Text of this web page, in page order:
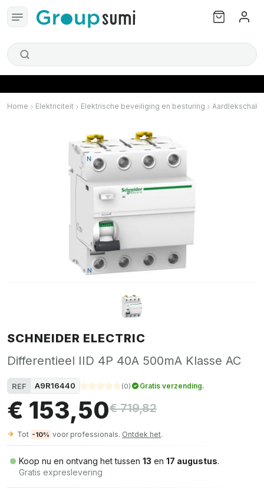
Home Elektriciteit Elektrische beveiliging en besturing
SCHNEIDER ELECTRIC
Differentieel IID 4P 40A 500mA Klasse AC
REF A9R16440 (0) Gratis verzending.
€ 153,50€ 719,82
Tot -10% voor professionals. Ontdek het.
Koop nu en ontvang het tussen 13 en 17 augustus.
Gratis expreslevering